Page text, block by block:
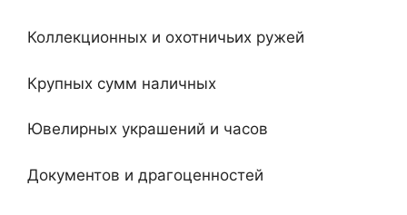
Коллекционных и охотничьих ружей
Крупных сумм наличных
Ювелирных украшений и часов
Документов и драгоценностей